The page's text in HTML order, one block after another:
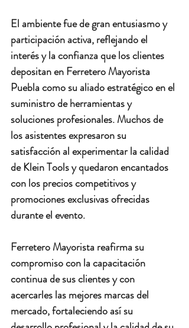
El ambiente fue de gran entusiasmo y
participación activa, reflejando el
interés y la confianza que los clientes
depositan en Ferretero Mayorista
Puebla como su aliado estratégico en el
suministro de herramientas y
soluciones profesionales. Muchos de
los asistentes expresaron su
satisfacción al experimentar la calidad
de Klein Tools y quedaron encantados
con los precios competitivos y
promociones exclusivas ofrecidas
durante el evento.
Ferretero Mayorista reafirma su
compromiso con la capacitación
continua de sus clientes y con
acercarles las mejores marcas del
mercado, fortaleciendo así su